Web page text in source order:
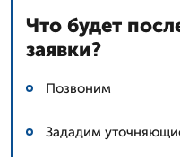
Что будет
заявки?
Позвоним
Зададим